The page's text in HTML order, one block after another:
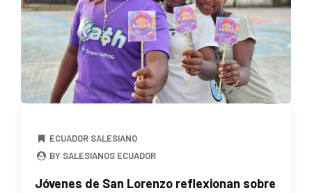
ECUADOR SALESIANO
BY SALESIANOS ECUADOR
Jóvenes de San Lorenzo reflexionan sobre